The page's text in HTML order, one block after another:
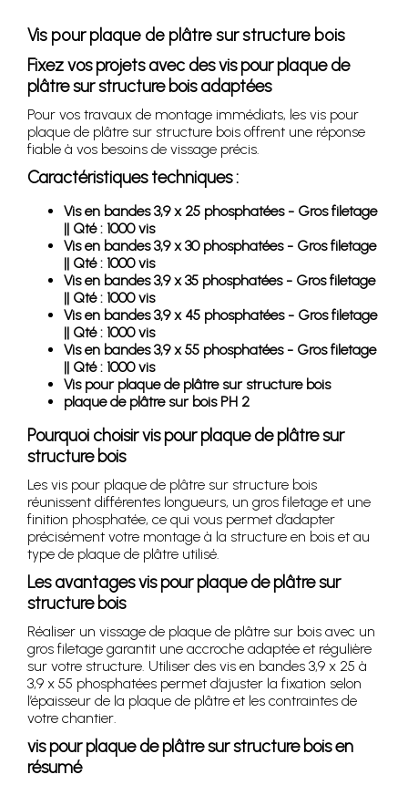
Vis pour plaque de plâtre sur structure bois
Fixez vos projets avec des vis pour plaque de
plâtre sur structure bois adaptées
Pour vos travaux de montage immédiats, les vis pour
plaque de plâtre sur structure bois offrent une réponse
fiable à vos besoins de vissage précis.
Caractéristiques techniques :
Vis en bandes 3,9 x 25 phosphatées - Gros filetage
|| Qté : 1000 vis
Vis en bandes 3,9 x 30 phosphatées - Gros filetage
|| Qté : 1000 vis
Vis en bandes 3,9 x 35 phosphatées - Gros filetage
|| Qté : 1000 vis
Vis en bandes 3,9 x 45 phosphatées - Gros filetage
|| Qté : 1000 vis
Vis en bandes 3,9 x 55 phosphatées - Gros filetage
|| Qté : 1000 vis
Vis pour plaque de plâtre sur structure bois
plaque de plâtre sur bois PH 2
Pourquoi choisir vis pour plaque de plâtre sur
structure bois
Les vis pour plaque de plâtre sur structure bois
réunissent différentes longueurs, un gros filetage et une
finition phosphatée, ce qui vous permet d’adapter
précisément votre montage à la structure en bois et au
type de plaque de plâtre utilisé.
Les avantages vis pour plaque de plâtre sur
structure bois
Réaliser un vissage de plaque de plâtre sur bois avec un
gros filetage garantit une accroche adaptée et régulière
sur votre structure. Utiliser des vis en bandes 3,9 x 25 à
3,9 x 55 phosphatées permet d’ajuster la fixation selon
l’épaisseur de la plaque de plâtre et les contraintes de
votre chantier.
vis pour plaque de plâtre sur structure bois en
résumé